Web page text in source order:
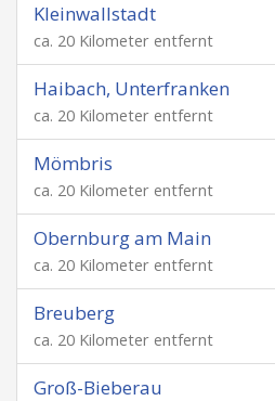
Kleinwallstadt
ca. 20 Kilometer entfernt
Haibach, Unterfranken
ca. 20 Kilometer entfernt
Mömbris
ca. 20 Kilometer entfernt
Obernburg am Main
ca. 20 Kilometer entfernt
Breuberg
ca. 20 Kilometer entfernt
Groß-Bieberau